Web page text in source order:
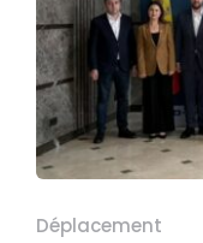
Déplacement